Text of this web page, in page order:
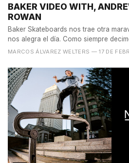
BAKER VIDEO WITH,
ROWAN
Baker Skateboards nos trae otra
nos alegra el día. Como siempre
MARCOS ÁLVAREZ WELTERS — 17 DE